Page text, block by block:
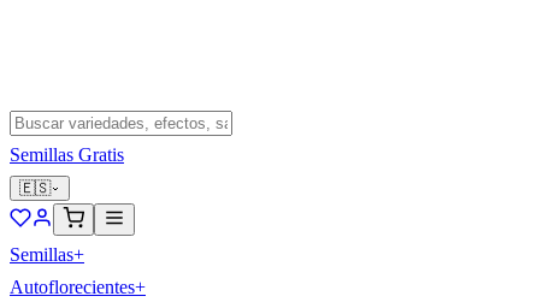
Semillas Gratis
🇪🇸
Semillas+
Autoflorecientes+